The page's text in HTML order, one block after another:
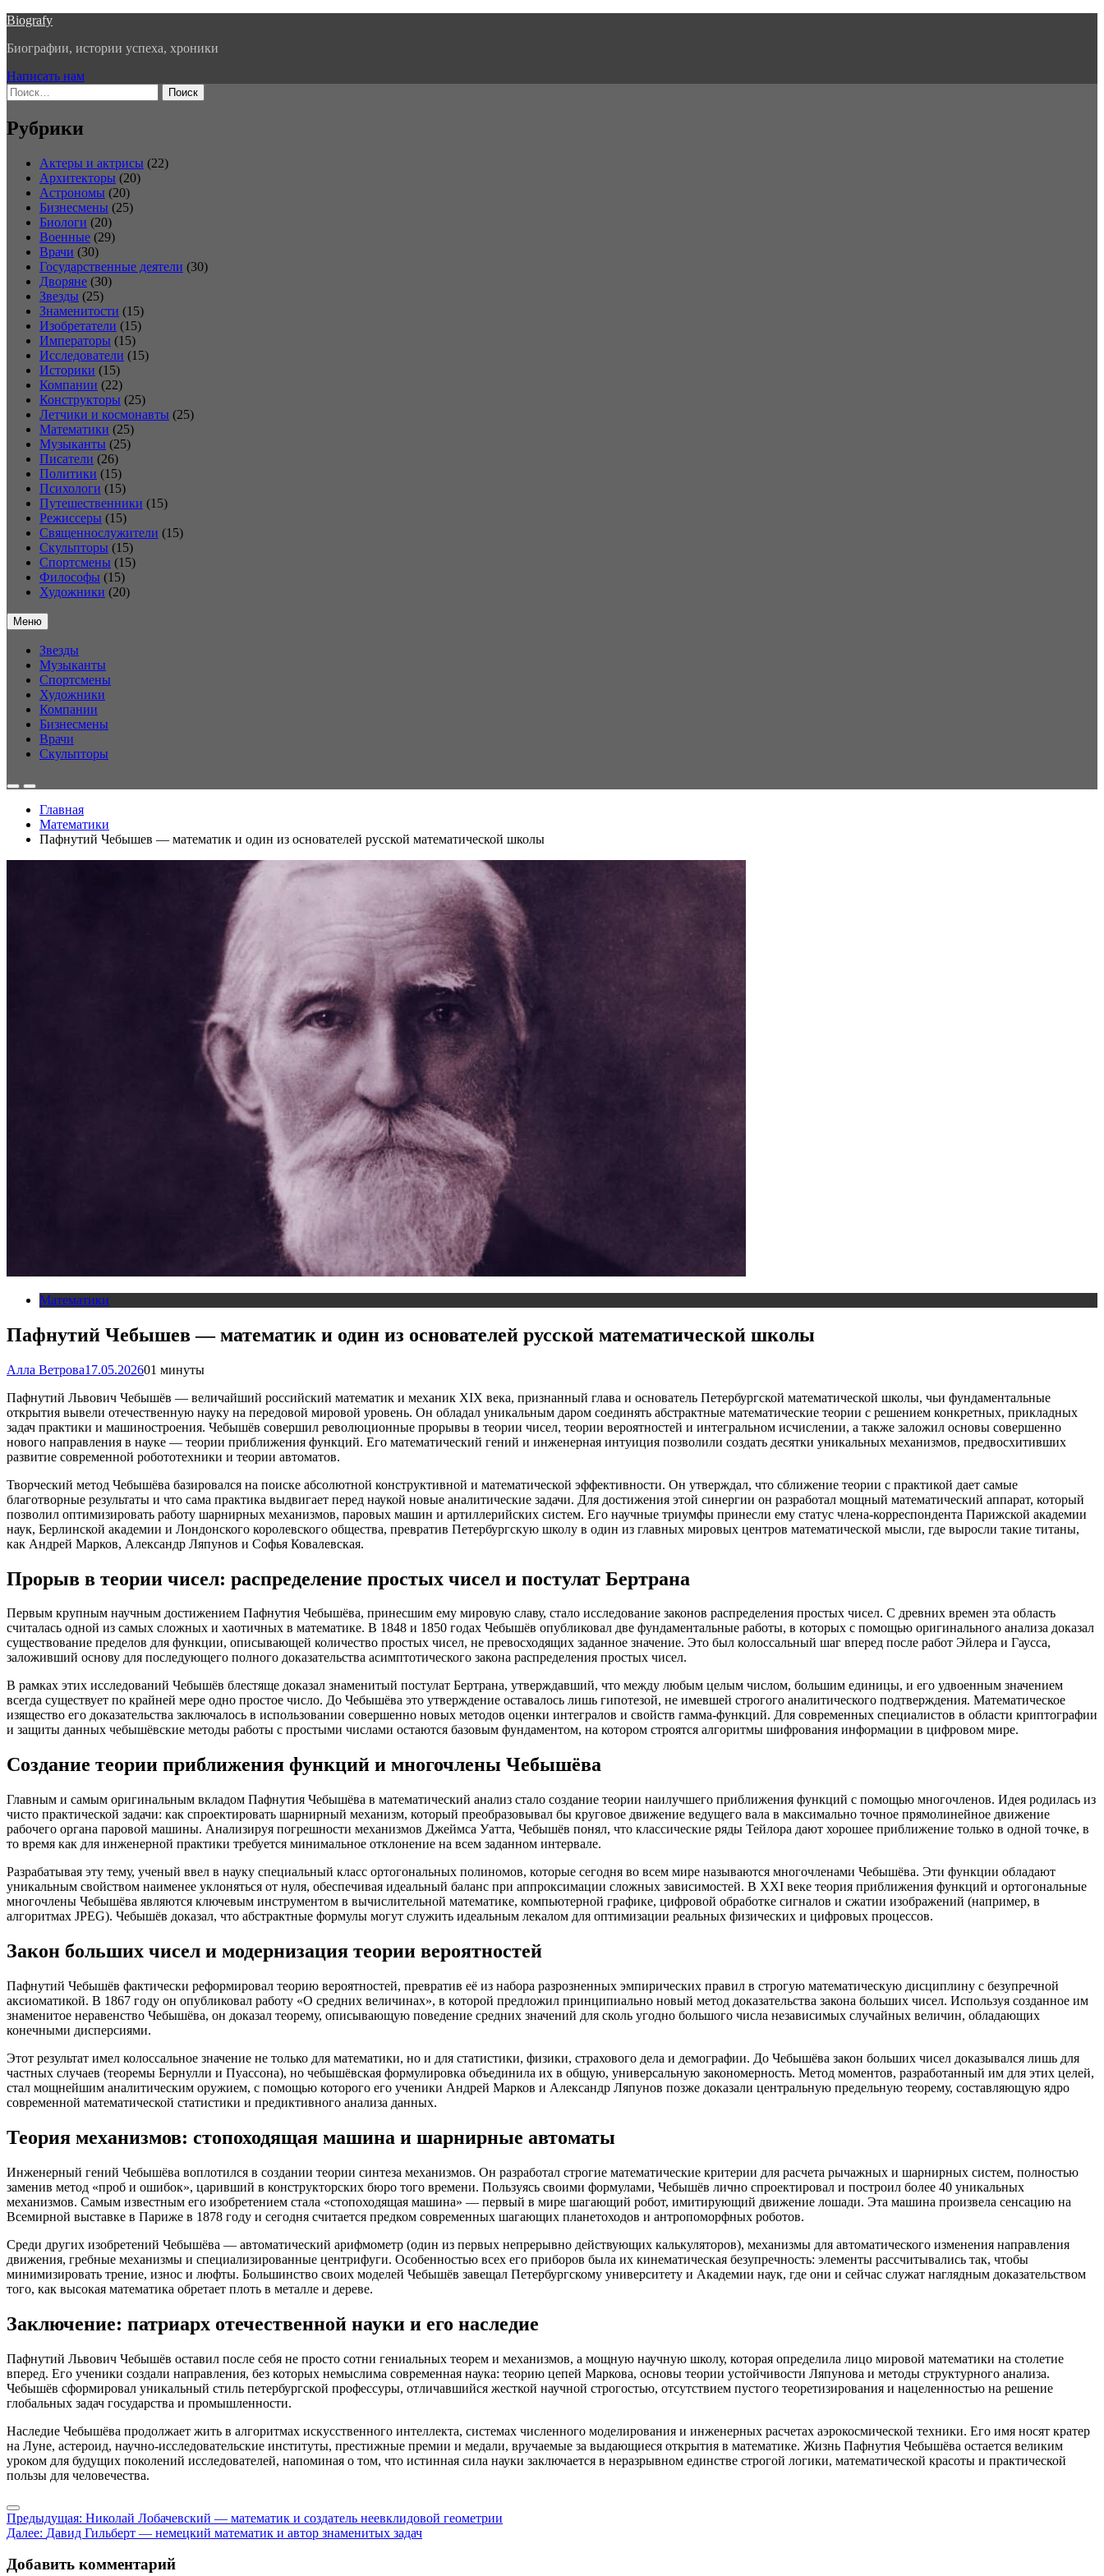
Перейти
содержимому
Biografy
Биографии, истории успеха, хроники
Написать нам
Найти:
Рубрики
Актеры и актрисы (22)
Архитекторы (20)
Астрономы (20)
Бизнесмены (25)
Биологи (20)
Военные (29)
Врачи (30)
Государственные деятели (30)
Дворяне (30)
Звезды (25)
Знаменитости (15)
Изобретатели (15)
Императоры (15)
Исследователи (15)
Историки (15)
Компании (22)
Конструкторы (25)
Летчики и космонавты (25)
Математики (25)
Музыканты (25)
Писатели (26)
Политики (15)
Психологи (15)
Путешественники (15)
Режиссеры (15)
Священнослужители (15)
Скульпторы (15)
Спортсмены (15)
Философы (15)
Художники (20)
Меню
Звезды
Музыканты
Спортсмены
Художники
Компании
Бизнесмены
Врачи
Скульпторы
Главная
Математики
Пафнутий Чебышев — математик и один из основателей русской математической школы
Математики
Пафнутий Чебышев — математик и один из основателей русской математической школы
Алла Ветрова17.05.202601 минуты
Пафнутий Львович Чебышёв — величайший российский математик и механик XIX века, признанный глава и основатель Петербургской математической школы, чьи фундаментальные
открытия вывели отечественную науку на передовой мировой уровень. Он обладал уникальным даром соединять абстрактные математические теории с решением конкретных, прикладных
задач практики и машиностроения. Чебышёв совершил революционные прорывы в теории чисел, теории вероятностей и интегральном исчислении, а также заложил основы совершенно
нового направления в науке — теории приближения функций. Его математический гений и инженерная интуиция позволили создать десятки уникальных механизмов, предвосхитивших
развитие современной робототехники и теории автоматов.
Творческий метод Чебышёва базировался на поиске абсолютной конструктивной и математической эффективности. Он утверждал, что сближение теории с практикой дает самые
благотворные результаты и что сама практика выдвигает перед наукой новые аналитические задачи. Для достижения этой синергии он разработал мощный математический аппарат, который
позволил оптимизировать работу шарнирных механизмов, паровых машин и артиллерийских систем. Его научные триумфы принесли ему статус члена-корреспондента Парижской академии
наук, Берлинской академии и Лондонского королевского общества, превратив Петербургскую школу в один из главных мировых центров математической мысли, где выросли такие титаны,
как Андрей Марков, Александр Ляпунов и Софья Ковалевская.
Прорыв в теории чисел: распределение простых чисел и постулат Бертрана
Первым крупным научным достижением Пафнутия Чебышёва, принесшим ему мировую славу, стало исследование законов распределения простых чисел. С древних времен эта область
считалась одной из самых сложных и хаотичных в математике. В 1848 и 1850 годах Чебышёв опубликовал две фундаментальные работы, в которых с помощью оригинального анализа доказал
существование пределов для функции, описывающей количество простых чисел, не превосходящих заданное значение. Это был колоссальный шаг вперед после работ Эйлера и Гаусса,
заложивший основу для последующего полного доказательства асимптотического закона распределения простых чисел.
В рамках этих исследований Чебышёв блестяще доказал знаменитый постулат Бертрана, утверждавший, что между любым целым числом, большим единицы, и его удвоенным значением
всегда существует по крайней мере одно простое число. До Чебышёва это утверждение оставалось лишь гипотезой, не имевшей строгого аналитического подтверждения. Математическое
изящество его доказательства заключалось в использовании совершенно новых методов оценки интегралов и свойств гамма-функций. Для современных специалистов в области криптографии
и защиты данных чебышёвские методы работы с простыми числами остаются базовым фундаментом, на котором строятся алгоритмы шифрования информации в цифровом мире.
Создание теории приближения функций и многочлены Чебышёва
Главным и самым оригинальным вкладом Пафнутия Чебышёва в математический анализ стало создание теории наилучшего приближения функций с помощью многочленов. Идея родилась из
чисто практической задачи: как спроектировать шарнирный механизм, который преобразовывал бы круговое движение ведущего вала в максимально точное прямолинейное движение
рабочего органа паровой машины. Анализируя погрешности механизмов Джеймса Уатта, Чебышёв понял, что классические ряды Тейлора дают хорошее приближение только в одной точке, в
то время как для инженерной практики требуется минимальное отклонение на всем заданном интервале.
Разрабатывая эту тему, ученый ввел в науку специальный класс ортогональных полиномов, которые сегодня во всем мире называются многочленами Чебышёва. Эти функции обладают
уникальным свойством наименее уклоняться от нуля, обеспечивая идеальный баланс при аппроксимации сложных зависимостей. В XXI веке теория приближения функций и ортогональные
многочлены Чебышёва являются ключевым инструментом в вычислительной математике, компьютерной графике, цифровой обработке сигналов и сжатии изображений (например, в
алгоритмах JPEG). Чебышёв доказал, что абстрактные формулы могут служить идеальным лекалом для оптимизации реальных физических и цифровых процессов.
Закон больших чисел и модернизация теории вероятностей
Пафнутий Чебышёв фактически реформировал теорию вероятностей, превратив её из набора разрозненных эмпирических правил в строгую математическую дисциплину с безупречной
аксиоматикой. В 1867 году он опубликовал работу «О средних величинах», в которой предложил принципиально новый метод доказательства закона больших чисел. Используя созданное им
знаменитое неравенство Чебышёва, он доказал теорему, описывающую поведение средних значений для сколь угодно большого числа независимых случайных величин, обладающих
конечными дисперсиями.
Этот результат имел колоссальное значение не только для математики, но и для статистики, физики, страхового дела и демографии. До Чебышёва закон больших чисел доказывался лишь для
частных случаев (теоремы Бернулли и Пуассона), но чебышёвская формулировка объединила их в общую, универсальную закономерность. Метод моментов, разработанный им для этих целей,
стал мощнейшим аналитическим оружием, с помощью которого его ученики Андрей Марков и Александр Ляпунов позже доказали центральную предельную теорему, составляющую ядро
современной математической статистики и предиктивного анализа данных.
Теория механизмов: стопоходящая машина и шарнирные автоматы
Инженерный гений Чебышёва воплотился в создании теории синтеза механизмов. Он разработал строгие математические критерии для расчета рычажных и шарнирных систем, полностью
заменив метод «проб и ошибок», царивший в конструкторских бюро того времени. Пользуясь своими формулами, Чебышёв лично спроектировал и построил более 40 уникальных
механизмов. Самым известным его изобретением стала «стопоходящая машина» — первый в мире шагающий робот, имитирующий движение лошади. Эта машина произвела сенсацию на
Всемирной выставке в Париже в 1878 году и сегодня считается предком современных шагающих планетоходов и антропоморфных роботов.
Среди других изобретений Чебышёва — автоматический арифмометр (один из первых непрерывно действующих калькуляторов), механизмы для автоматического изменения направления
движения, гребные механизмы и специализированные центрифуги. Особенностью всех его приборов была их кинематическая безупречность: элементы рассчитывались так, чтобы
минимизировать трение, износ и люфты. Большинство своих моделей Чебышёв завещал Петербургскому университету и Академии наук, где они и сейчас служат наглядным доказательством
того, как высокая математика обретает плоть в металле и дереве.
Заключение: патриарх отечественной науки и его наследие
Пафнутий Львович Чебышёв оставил после себя не просто сотни гениальных теорем и механизмов, а мощную научную школу, которая определила лицо мировой математики на столетие
вперед. Его ученики создали направления, без которых немыслима современная наука: теорию цепей Маркова, основы теории устойчивости Ляпунова и методы структурного анализа.
Чебышёв сформировал уникальный стиль петербургской профессуры, отличавшийся жесткой научной строгостью, отсутствием пустого теоретизирования и нацеленностью на решение
глобальных задач государства и промышленности.
Наследие Чебышёва продолжает жить в алгоритмах искусственного интеллекта, системах численного моделирования и инженерных расчетах аэрокосмической техники. Его имя носят кратер
на Луне, астероид, научно-исследовательские институты, престижные премии и медали, вручаемые за выдающиеся открытия в математике. Жизнь Пафнутия Чебышёва остается великим
уроком для будущих поколений исследователей, напоминая о том, что истинная сила науки заключается в неразрывном единстве строгой логики, математической красоты и практической
пользы для человечества.
Навигация
по
записям
Предыдущая: Николай Лобачевский — математик и создатель неевклидовой геометрии
Далее: Давид Гильберт — немецкий математик и автор знаменитых задач
Добавить комментарий